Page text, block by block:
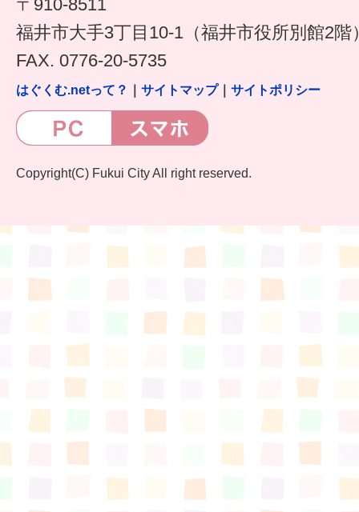
〒910-8511
福井市大手3丁目10-1（福井市役所別館2階
FAX. 0776-20-5735
はぐくむ.netって？ サイトマップ｜ サイトポリシー
Copyright(C) Fukui City All right reserved.